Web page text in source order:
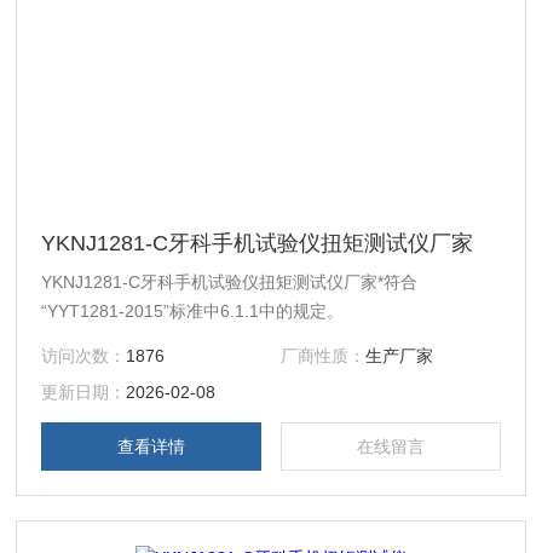
YKNJ1281-C牙科手机试验仪扭矩测试仪厂家
YKNJ1281-C牙科手机试验仪扭矩测试仪厂家*符合
“YYT1281-2015”标准中6.1.1中的规定。
访问次数： 1876 厂商性质： 生产厂家
更新日期： 2026-02-08
查看详情 在线留言